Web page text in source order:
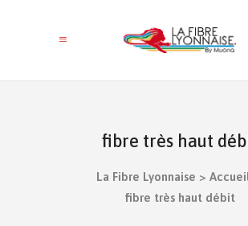
fibre très haut
La Fibre Lyonnaise >
fibre très haut débit